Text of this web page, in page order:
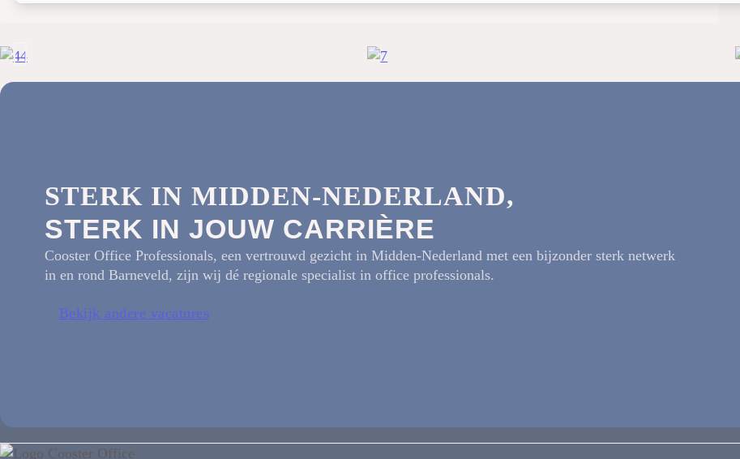
STERK IN MIDDEN-NEDERLAND,
STERK IN JOUW CARRIÈRE
Cooster Office Professionals, een vertrouwd gezicht in Midden-Nederland met een bijzonder sterk netwerk
in en rond Barneveld, zijn wij dé regionale specialist in office professionals.
Bekijk andere vacatures